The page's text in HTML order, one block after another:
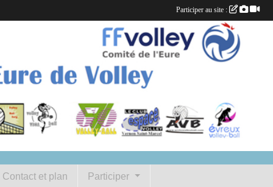
Contact et plan Participer
Participer au site :